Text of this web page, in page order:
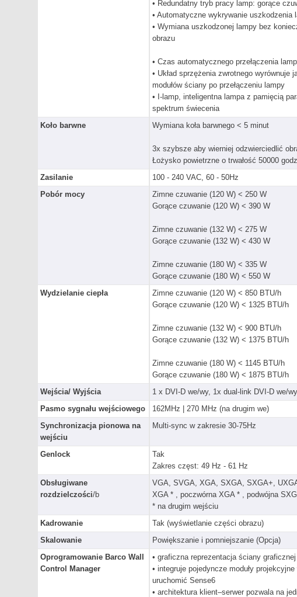
• Redundatny tryb pracy lamp: gorące
• Automatyczne wykrywanie uszkodzenia
• Wymiana uszkodzonej lampy bez
obrazu
• Czas automatycznego przełączenia
• Układ sprzężenia zwrotnego
modułów ściany po przełączeniu lampy
• I-lamp, inteligentna lampa z pamięcią
spektrum świecenia
Koło barwne
Wymiana koła barwnego < 5 minut
3x szybsze aby wierniej odzwierciedlić
Łożysko powietrzne o trwałość 50000
Zasilanie
100 - 240 VAC, 60 - 50Hz
Pobór mocy
Zimne czuwanie (120 W) < 250 W
Gorące czuwanie (120 W) < 390 W
Zimne czuwanie (132 W) < 275 W
Gorące czuwanie (132 W) < 430 W
Zimne czuwanie (180 W) < 335 W
Gorące czuwanie (180 W) < 550 W
Wydzielanie ciepła
Zimne czuwanie (120 W) < 850 BTU/h
Gorące czuwanie (120 W) < 1325 BTU/h
Zimne czuwanie (132 W) < 900 BTU/h
Gorące czuwanie (132 W) < 1375 BTU/h
Zimne czuwanie (180 W) < 1145 BTU/h
Gorące czuwanie (180 W) < 1875 BTU/h
Wejścia/ Wyjścia
1 x DVI-D we/wy, 1x dual-link DVI-D we/wy
Pasmo sygnału wejściowego
162MHz | 270 MHz (na drugim we)
Synchronizacja pionowa na
wejściu
Multi-sync w zakresie 30-75Hz
Genlock
Tak
Zakres częst: 49 Hz - 61 Hz
Obsługiwane
rozdzielczości/b
VGA, SVGA, XGA, SXGA, SXGA+,
XGA * , poczwórna XGA * , podwójna
* na drugim wejściu
Kadrowanie
Tak (wyświetlanie części obrazu)
Skalowanie
Powiększanie i pomniejszanie (Opcja)
Oprogramowanie Barco Wall
Control Manager
• graficzna reprezentacja ściany
• integruje pojedyncze moduły
uruchomić Sense6
• architektura klient–serwer pozwala na